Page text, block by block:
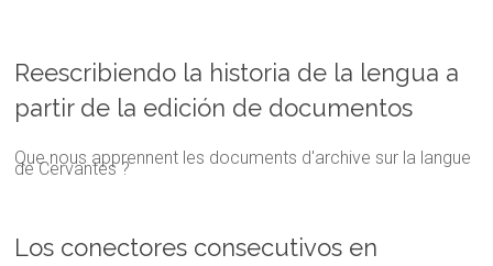
Reescribiendo la historia de la lengua a
partir de la edición de documentos
Que nous apprennent les documents d'archive sur la langue
de Cervantes ?
Los conectores consecutivos en